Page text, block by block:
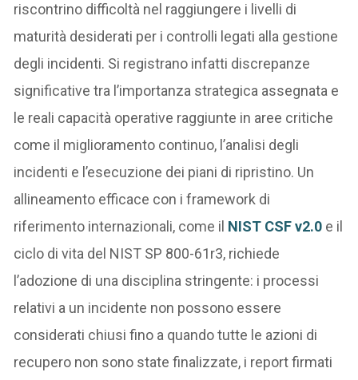
riscontrino difficoltà nel raggiungere i livelli di
maturità desiderati per i controlli legati alla gestione
degli incidenti. Si registrano infatti discrepanze
significative tra l’importanza strategica assegnata e
le reali capacità operative raggiunte in aree critiche
come il miglioramento continuo, l’analisi degli
incidenti e l’esecuzione dei piani di ripristino. Un
allineamento efficace con i framework di
riferimento internazionali, come il NIST CSF v2.0 e il
ciclo di vita del NIST SP 800-61r3, richiede
l’adozione di una disciplina stringente: i processi
relativi a un incidente non possono essere
considerati chiusi fino a quando tutte le azioni di
recupero non sono state finalizzate, i report firmati